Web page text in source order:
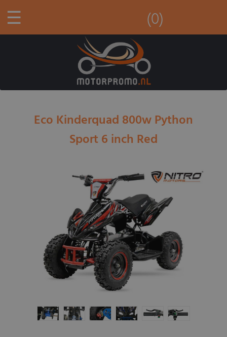
☰ (0)
Eco Kinderquad 800w Python
Sport 6 inch Red